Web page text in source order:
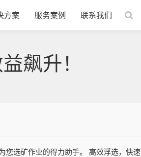
方案 服务案例 联系我们
飙升！
您选矿作业的得力助手。 高效浮选，快速